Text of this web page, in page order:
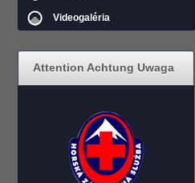
Videogaléria
Attention Achtung Uwaga